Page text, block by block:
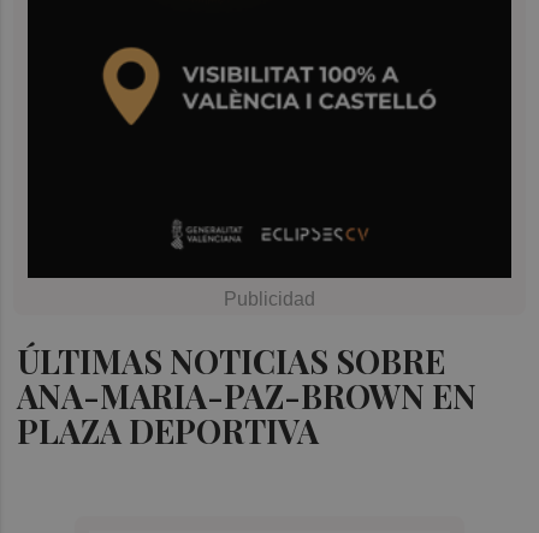
ÚLTIMAS NOTICIAS SOBRE
ANA-MARIA-PAZ-BROWN EN
PLAZA DEPORTIVA